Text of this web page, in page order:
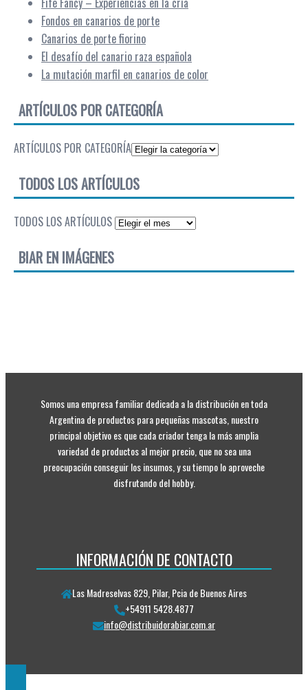
Fondos en canarios de porte
Canarios de porte fiorino
El desafío del canario raza española
La mutación marfil en canarios de color
ARTÍCULOS POR CATEGORÍA
ARTÍCULOS POR CATEGORÍA
TODOS LOS ARTÍCULOS
TODOS LOS ARTÍCULOS
BIAR EN IMÁGENES
Somos una empresa familiar dedicada a la distribución en toda
Argentina de productos para pequeñas mascotas, nuestro
principal objetivo es que cada criador tenga la más amplia
variedad de productos al mejor precio, que no sea una
preocupación conseguir los insumos, y su tiempo lo aproveche
disfrutando del hobby.
INFORMACIÓN DE CONTACTO
Las Madreselvas 829, Pilar, Pcia de Buenos Aires
+54911 5428.4877
info@distribuidorabiar.com.ar